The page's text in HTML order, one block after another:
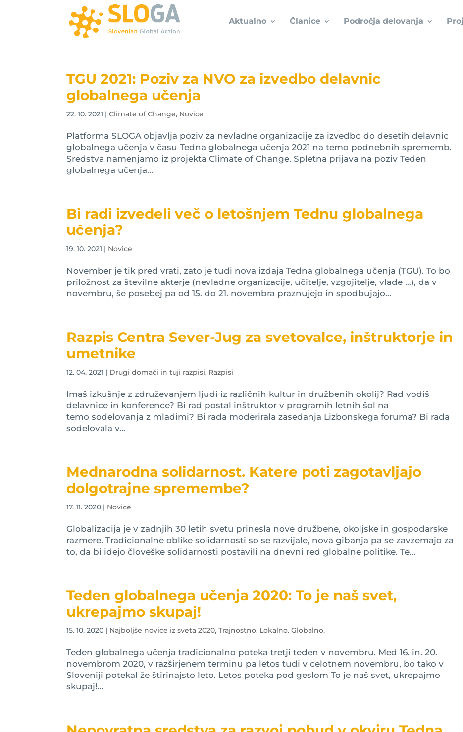
Aktualno Članice Področja delovanja
TGU 2021: Poziv za NVO za izvedbo delavnic
globalnega učenja
22. 10. 2021 |Climate of Change, Novice
Platforma SLOGA objavlja poziv za nevladne organizacije za izvedbo do desetih delavnic
globalnega učenja v času Tedna globalnega učenja 2021 na temo podnebnih sprememb.
Sredstva namenjamo iz projekta Climate of Change. Spletna prijava na poziv Teden
globalnega učenja...
Bi radi izvedeli več o letošnjem Tednu globalnega
učenja?
19. 10. 2021 | Novice
November je tik pred vrati, zato je tudi nova izdaja Tedna globalnega učenja (TGU). To bo
priložnost za številne akterje (nevladne organizacije, učitelje, vzgojitelje, vlade …), da v
novembru, še posebej pa od 15. do 21. novembra praznujejo in spodbujajo...
Razpis Centra Sever-Jug za svetovalce, inštruktorje in
umetnike
12. 04. 2021 | Drugi domači in tuji razpisi, Razpisi
Imaš izkušnje z združevanjem ljudi iz različnih kultur in družbenih okolij? Rad vodiš
delavnice in konference? Bi rad postal inštruktor v programih letnih šol na
temo sodelovanja z mladimi? Bi rada moderirala zasedanja Lizbonskega foruma? Bi rada
sodelovala v...
Mednarodna solidarnost. Katere poti zagotavljajo
dolgotrajne spremembe?
17. 11. 2020 | Novice
Globalizacija je v zadnjih 30 letih svetu prinesla nove družbene, okoljske in gospodarske
razmere. Tradicionalne oblike solidarnosti so se razvijale, nova gibanja pa se zavzemajo za
to, da bi idejo človeške solidarnosti postavili na dnevni red globalne politike. Te...
Teden globalnega učenja 2020: To je naš svet,
ukrepajmo skupaj!
15. 10. 2020 | Najboljše novice iz sveta 2020,Trajnostno. Lokalno. Globalno.
Teden globalnega učenja tradicionalno poteka tretji teden v novembru. Med 16. in. 20.
novembrom 2020, v razširjenem terminu pa letos tudi v celotnem novembru, bo tako v
Sloveniji potekal že štirinajsto leto. Letos poteka pod geslom To je naš svet, ukrepajmo
skupaj!...